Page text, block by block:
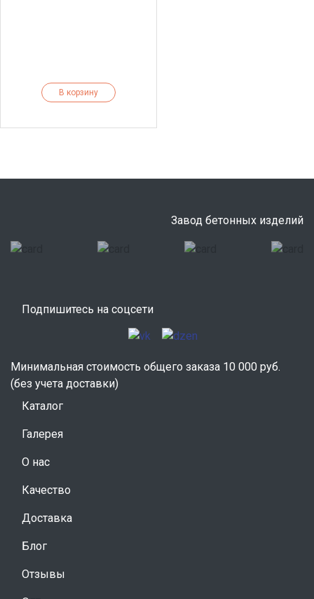
В корзину
Завод бетонных изделий
Подпишитесь на соцсети
Минимальная стоимость общего заказа 10 000 руб.
(без учета доставки)
Каталог
Галерея
О нас
Качество
Доставка
Блог
Отзывы